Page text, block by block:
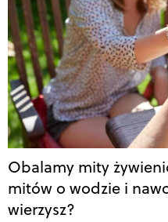
Obalamy mity
mitów o wodzie i
wierzysz?